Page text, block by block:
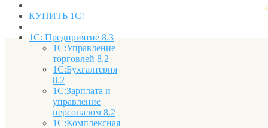
КУПИТЬ 1С!
1С: Предприятие 8.3
1С:Управление
торговлей 8.2
1С:Бухгалтерия
8.2
1С:Зарплата и
управление
персоналом 8.2
1С:Комплексная